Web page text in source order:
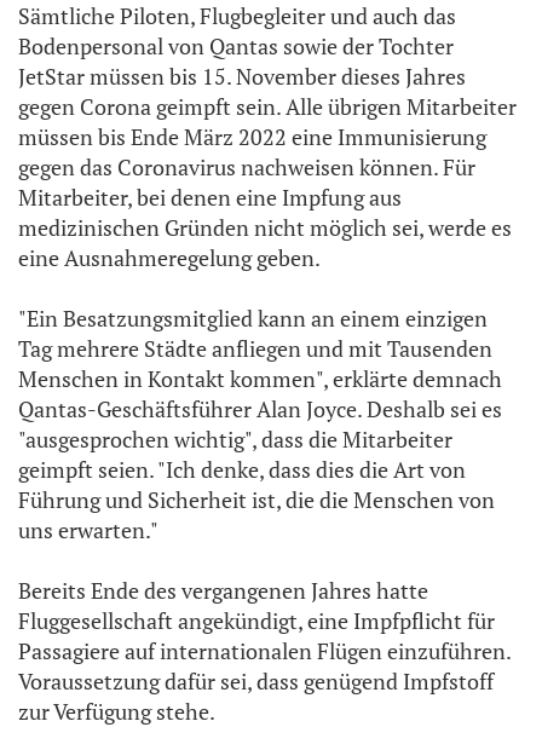
Sämtliche Piloten, Flugbegleiter und auch das
Bodenpersonal von Qantas sowie der Tochter
JetStar müssen bis 15. November dieses Jahres
gegen Corona geimpft sein. Alle übrigen Mitarbeiter
müssen bis Ende März 2022 eine Immunisierung
gegen das Coronavirus nachweisen können. Für
Mitarbeiter, bei denen eine Impfung aus
medizinischen Gründen nicht möglich sei, werde es
eine Ausnahmeregelung geben.
"Ein Besatzungsmitglied kann an einem einzigen
Tag mehrere Städte anfliegen und mit Tausenden
Menschen in Kontakt kommen", erklärte demnach
Qantas-Geschäftsführer Alan Joyce. Deshalb sei es
"ausgesprochen wichtig", dass die Mitarbeiter
geimpft seien. "Ich denke, dass dies die Art von
Führung und Sicherheit ist, die die Menschen von
uns erwarten."
Bereits Ende des vergangenen Jahres hatte
Fluggesellschaft angekündigt, eine Impfpflicht für
Passagiere auf internationalen Flügen einzuführen.
Voraussetzung dafür sei, dass genügend Impfstoff
zur Verfügung stehe.